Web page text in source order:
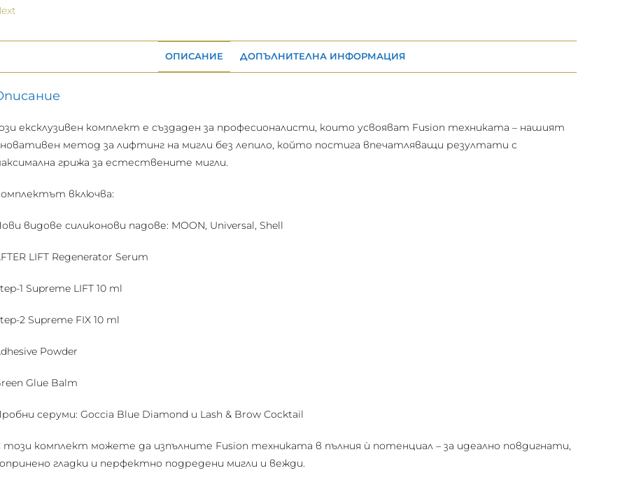
ОПИСАНИЕ ДОПЪЛНИТЕЛНА ИНФОРМАЦИЯ
ексклузивен комплект е създаден за професионалисти, които усвояват Fusion техниката – нашият
метод за лифтинг на мигли без лепило, който постига впечатляващи резултати с
грижа за естествените мигли.
включва:
видове силиконови падове: MOON, Universal, Shell
LIFT Regenerator Serum
1 Supreme LIFT 10 ml
2 Supreme FIX 10 ml
Powder
Glue Balm
серуми: Goccia Blue Diamond и Lash & Brow Cocktail
този комплект можете да изпълните Fusion техниката в пълния ѝ потенциал – за идеално повдигнати,
гладки и перфектно подредени мигли и вежди.